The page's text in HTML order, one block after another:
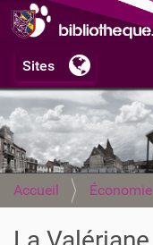
Accueil Économie